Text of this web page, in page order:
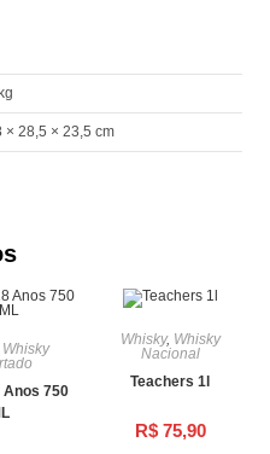
× 28,5 × 23,5 cm
Whisky
Anos 750
Whisky, Whisky
Nacional
Teachers 1l
R$75,90